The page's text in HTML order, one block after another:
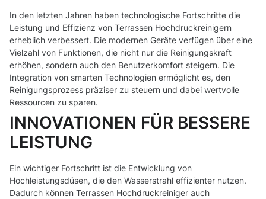
In den letzten Jahren haben technologische Fortschritte die
Leistung und Effizienz von Terrassen Hochdruckreinigern
erheblich verbessert. Die modernen Geräte verfügen über eine
Vielzahl von Funktionen, die nicht nur die Reinigungskraft
erhöhen, sondern auch den Benutzerkomfort steigern. Die
Integration von smarten Technologien ermöglicht es, den
Reinigungsprozess präziser zu steuern und dabei wertvolle
Ressourcen zu sparen.
INNOVATIONEN FÜR BESSERE
LEISTUNG
Ein wichtiger Fortschritt ist die Entwicklung von
Hochleistungsdüsen, die den Wasserstrahl effizienter nutzen.
Dadurch können Terrassen Hochdruckreiniger auch